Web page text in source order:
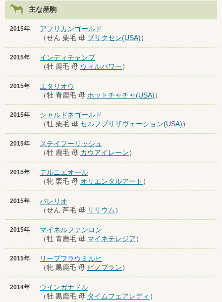
主な産駒
2015年
アフリカンゴールド
（せん 栗毛 母 ブリクセン(USA)）
2015年
インディチャンプ
（牡 鹿毛 母 ウィルパワー）
2015年
エタリオウ
（牡 青鹿毛 母 ホットチャチャ(USA)）
2015年
シャルドネゴールド
（牡 栗毛 母 セルフプリザヴェーション(USA)）
2015年
ステイフーリッシュ
（牡 鹿毛 母 カウアイレーン）
2015年
デルニエオール
（牝 栗毛 母 オリエンタルアート ）
2015年
バレリオ
（せん 芦毛 母 リリウム）
2015年
マイネルファンロン
（牡 青鹿毛 母 マイネテレジア）
2015年
リープフラウミルヒ
（牝 黒鹿毛 母 ピノブラン）
2014年
ウインガナドル
（牡 黒鹿毛 母 タイムフェアレディ ）